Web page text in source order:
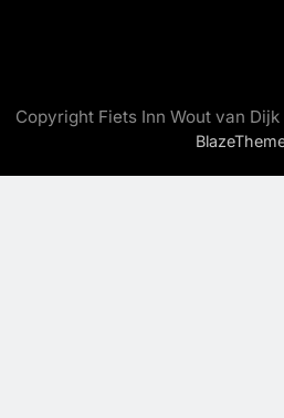
Copyright Fiets Inn Wout van